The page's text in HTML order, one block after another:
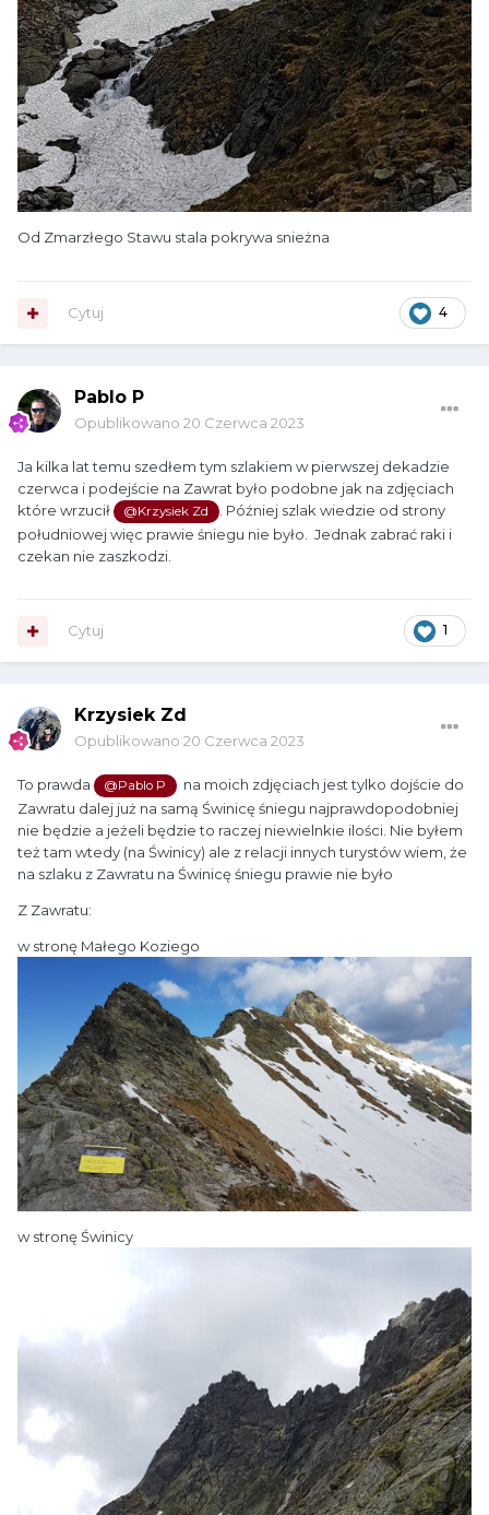
Od Zmarzłego Stawu stala pokrywa snieżna
4
Cytuj
Pablo P
Opublikowano 20 Czerwca 2023
Ja kilka lat temu szedłem tym szlakiem w pierwszej dekadzie
czerwca i podejście na Zawrat było podobne jak na zdjęciach
które wrzucił
@Krzysiek Zd
. Później szlak wiedzie od strony
południowej więc prawie śniegu nie było. Jednak zabrać raki i
czekan nie zaszkodzi.
1
Cytuj
Krzysiek Zd
Opublikowano 20 Czerwca 2023
To prawda @Pablo P
na moich zdjęciach jest tylko dojście do
Zawratu dalej już na samą Świnicę śniegu najprawdopodobniej
nie będzie a jeżeli będzie to raczej niewielnkie ilości. Nie byłem
też tam wtedy (na Świnicy) ale z relacji innych turystów wiem, że
na szlaku z Zawratu na Świnicę śniegu prawie nie było
Z Zawratu:
w stronę Małego Koziego
w stronę Świnicy